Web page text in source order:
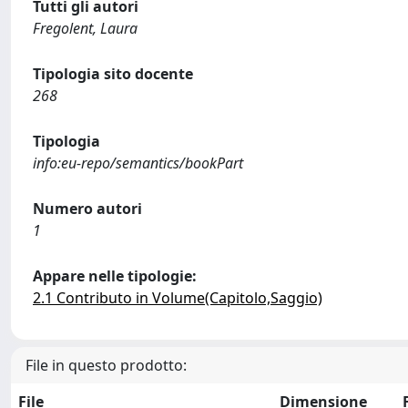
Tutti gli autori
Fregolent, Laura
Tipologia sito docente
268
Tipologia
info:eu-repo/semantics/bookPart
Numero autori
1
Appare nelle tipologie:
2.1 Contributo in Volume(Capitolo,Saggio)
File in questo prodotto:
File
Dimensione